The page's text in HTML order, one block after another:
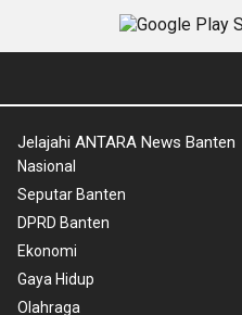
Jelajahi ANTARA News Banten
Nasional
Seputar Banten
DPRD Banten
Ekonomi
Gaya Hidup
Olahraga